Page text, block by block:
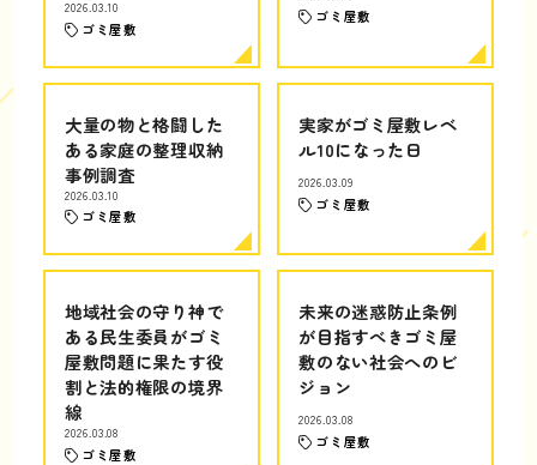
2026.03.10
ゴミ屋敷
ゴミ屋敷
大量の物と格闘した
ある家庭の整理収納
事例調査
2026.03.10
ゴミ屋敷
実家がゴミ屋敷レベ
ル10になった日
2026.03.09
ゴミ屋敷
地域社会の守り神で
ある民生委員がゴミ
屋敷問題に果たす役
割と法的権限の境界
線
2026.03.08
ゴミ屋敷
未来の迷惑防止条例
が目指すべきゴミ屋
敷のない社会へのビ
ジョン
2026.03.08
ゴミ屋敷